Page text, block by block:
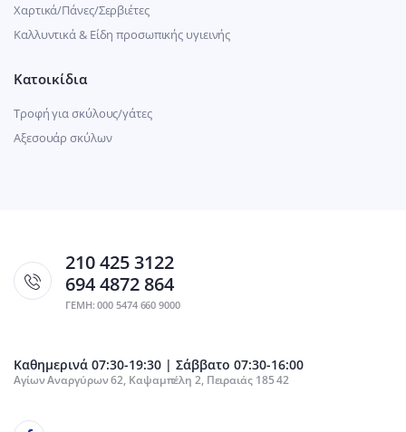
Χαρτικά/Πάνες/Σερβιέτες
Καλλυντικά & Είδη προσωπικής υγιεινής
Κατοικίδια
Τροφή για σκύλους/γάτες
Αξεσουάρ σκύλων
210 425 3122
694 4872 864
ΓΕΜΗ: 000 5474 660 9000
Καθημερινά 07:30-19:30 | Σάββατο 07:30-16:00
Αγίων Αναργύρων 62, Καψαμπέλη 2, Πειραιάς 185 42